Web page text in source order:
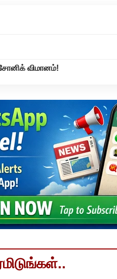
விமானம்!